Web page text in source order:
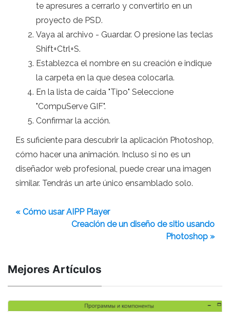
te apresures a cerrarlo y convertirlo en un
proyecto de PSD.
Vaya al archivo - Guardar. O presione las teclas
Shift+Ctrl+S.
Establezca el nombre en su creación e indique
la carpeta en la que desea colocarla.
En la lista de caída "Tipo" Seleccione
"CompuServe GIF".
Confirmar la acción.
Es suficiente para descubrir la aplicación Photoshop,
cómo hacer una animación. Incluso si no es un
diseñador web profesional, puede crear una imagen
similar. Tendrás un arte único ensamblado solo.
« Cómo usar AIPP Player
Creación de un diseño de sitio usando
Photoshop »
Mejores Artículos